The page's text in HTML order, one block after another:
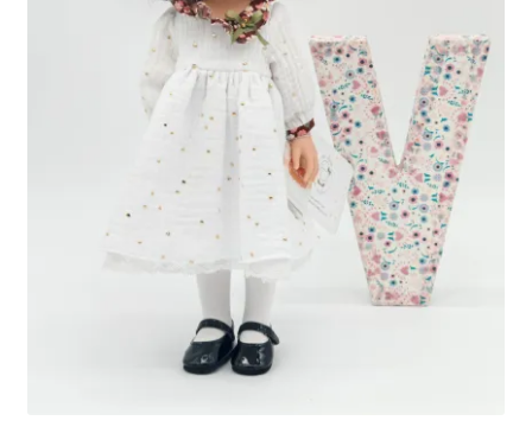
Politique de confidentialité
Politique de cookies (UE)
Validation de la commande